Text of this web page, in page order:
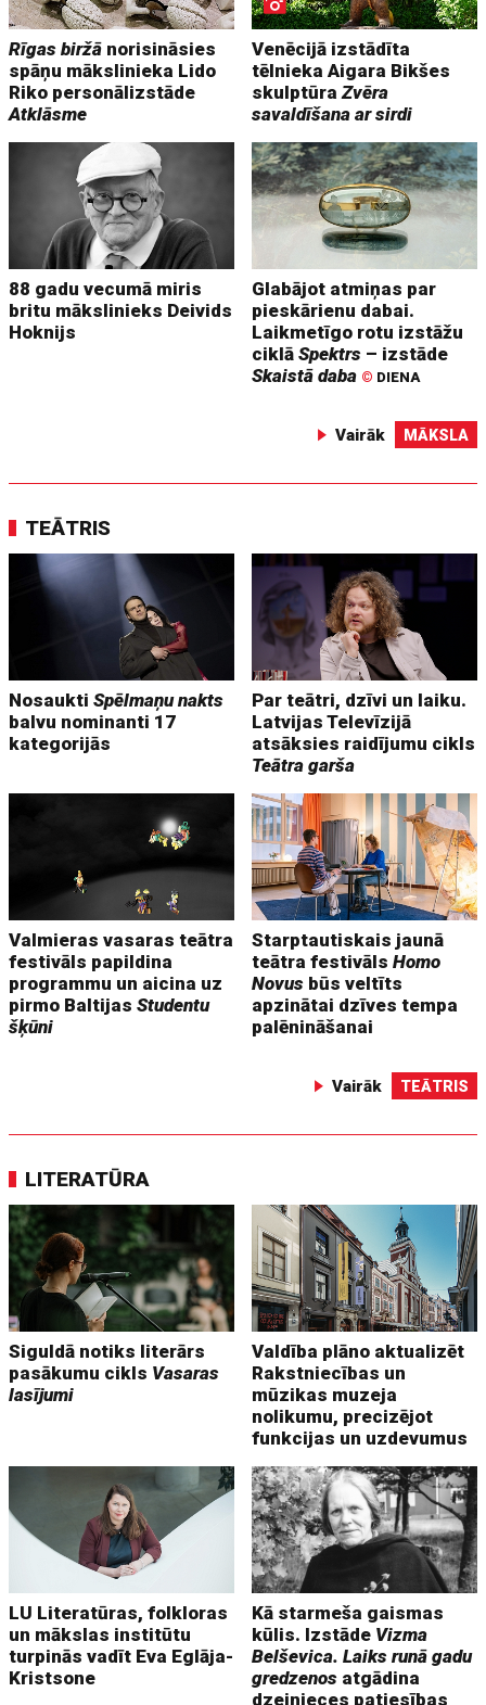
Rīgas biržā norisināsies
spāņu mākslinieka Lido
Riko personālizstāde
Atklāsme
Venēcijā izstādīta
tēlnieka Aigara Bikšes
skulptūraZvēra
savaldīšana ar sirdi
88 gadu vecumā miris
britu mākslinieks Deivids
Hoknijs
Glabājot atmiņas par
pieskārienu dabai.
Laikmetīgo rotu izstāžu
ciklāSpektrs – izstāde
Skaistā daba © DIENA
Vairāk MĀKSLA
TEĀTRIS
NosauktiSpēlmaņu nakts
balvu nominanti 17
kategorijās
Par teātri, dzīvi un laiku.
Latvijas Televīzijā
atsāksies raidījumu cikls
Teātra garša
Valmieras vasaras teātra
festivāls papildina
programmu un aicina uz
pirmo BaltijasStudentu
šķūni
Starptautiskais jaunā
teātra festivālsHomo
Novus būs veltīts
apzinātai dzīves tempa
palēnināšanai
Vairāk TEĀTRIS
LITERATŪRA
Siguldā notiks literārs
pasākumu cikls Vasaras
lasījumi
Valdība plāno aktualizēt
Rakstniecības un
mūzikas muzeja
nolikumu, precizējot
funkcijas un uzdevumus
LU Literatūras, folkloras
un mākslas institūtu
turpinās vadīt Eva Eglāja-
Kristsone
Kā starmeša gaismas
kūlis. Izstāde Vizma
Belševica. Laiks runā gadu
gredzenos atgādina
dzejnieces patiesības